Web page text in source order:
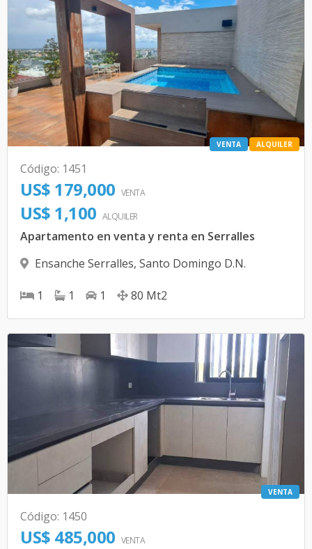
VENTA ALQUILER
Código: 1451
US$ 179,000 VENTA
US$ 1,100 ALQUILER
Apartamento en venta y renta en Serralles
Ensanche Serralles, Santo Domingo D.N.
1 1 1 80 Mt2
VENTA
Código: 1450
US$ 485,000 VENTA